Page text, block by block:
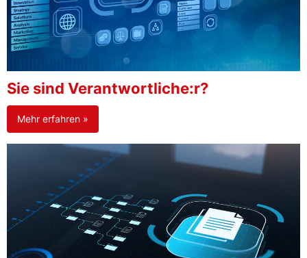
Sie sind Verantwortliche:r?
Mehr erfahren »